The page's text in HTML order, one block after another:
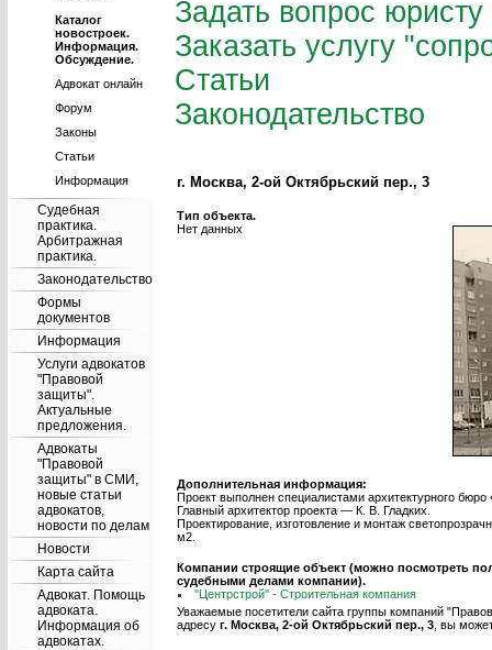
Каталог
новостроек.
Информация.
Обсуждение.
Адвокат онлайн
Форум
Законы
Статьи
Информация
Судебная
практика.
Арбитражная
практика.
Законодательство
Формы
документов
Информация
Услуги адвокатов
"Правовой
защиты".
Актуальные
предложения.
Адвокаты
"Правовой
защиты" в СМИ,
новые статьи
адвокатов,
новости по делам
Новости
Карта сайта
Адвокат. Помощь
адвоката.
Информация об
адвокатах.
Задать вопрос юристу
Заказать услугу
Статьи
Законодательство
г. Москва, 2-ой Октябрьский пер., 3
Тип объекта.
Нет данных
Дополнительная информация:
Проект выполнен специалистами архитектурного бюро
Главный архитектор проекта — К. В. Гладких.
Проектирование, изготовление и монтаж
м2.
Компании строящие объект (можно посмотреть
судебными делами компании).
''Центрстрой'' - Строительная компания
Уважаемые посетители сайта группы компаний
адресу г. Москва, 2-ой Октябрьский пер., 3 , вы